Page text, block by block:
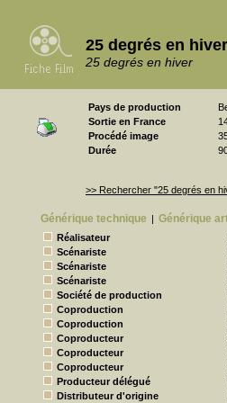
25 degrés en hiver
25 degrés en hiver
Pays de production
Sortie en France
Procédé image
Durée
>> Rechercher "25 degrés en
Générique technique | Générique
Réalisateur
Scénariste
Scénariste
Scénariste
Société de production
Coproduction
Coproduction
Coproducteur
Coproducteur
Coproducteur
Producteur délégué
Distributeur d'origine